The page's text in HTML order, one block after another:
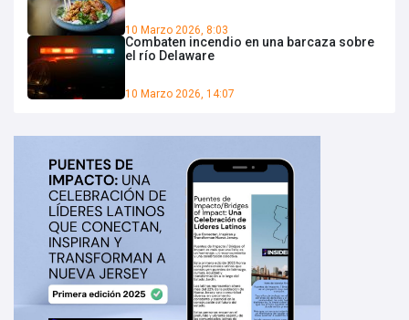
10 Marzo 2026, 8:03
Combaten incendio en una barcaza sobre
el río Delaware
10 Marzo 2026, 14:07